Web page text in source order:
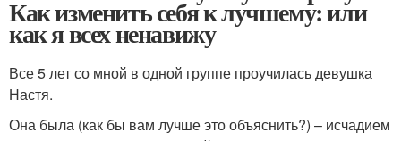
Как изменить себя к лучшему: или
как я всех ненавижу
Все 5 лет со мной в одной группе проучилась девушка
Настя.
Она была (как бы вам лучше это объяснить?) – исчадием